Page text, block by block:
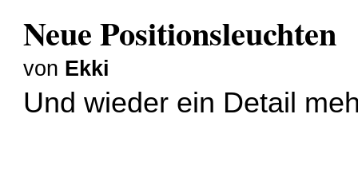
Neue Positionsleuchten
von Ekki
Und wieder ein Detail